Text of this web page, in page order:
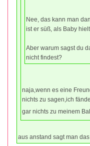
Nee, das kann man
ist er süß, als Baby
Aber warum sagst du
nicht findest?
naja,wenn es eine
nichts zu sagen,ich
gar nichts zu meinem
aus anstand sagt man